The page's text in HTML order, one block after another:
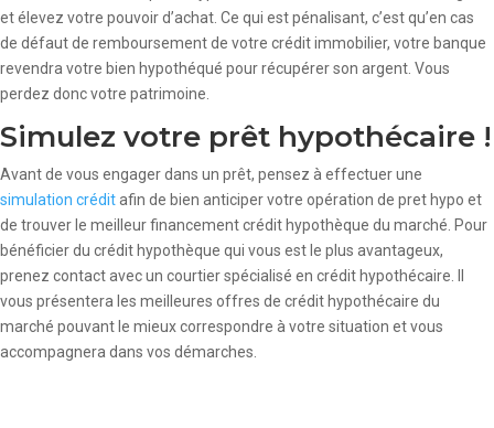
et élevez votre pouvoir d’achat. Ce qui est pénalisant, c’est qu’en cas
de défaut de remboursement de votre crédit immobilier, votre banque
revendra votre bien hypothéqué pour récupérer son argent. Vous
perdez donc votre patrimoine.
Simulez votre prêt hypothécaire !
Avant de vous engager dans un prêt, pensez à effectuer une
simulation créditafin de bien anticiper votre opération de pret hypo et
de trouver le meilleur financement crédit hypothèque du marché. Pour
bénéficier du crédit hypothèque qui vous est le plus avantageux,
prenez contact avec un courtier spécialisé en crédit hypothécaire. Il
vous présentera les meilleures offres de crédit hypothécaire du
marché pouvant le mieux correspondre à votre situation et vous
accompagnera dans vos démarches.